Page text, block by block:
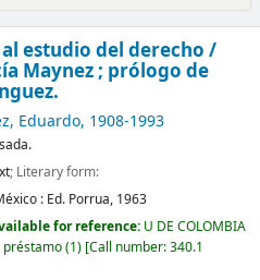
estudio del derecho /
Maynez ; prólogo de
Eduardo, 1908-1993
; Literary form:
: Ed. Porrua, 1963
for reference: U DE COLOMBIA
préstamo(1) Call number:340.1